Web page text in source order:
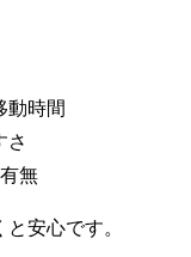
動時間
さ
無
安心です。